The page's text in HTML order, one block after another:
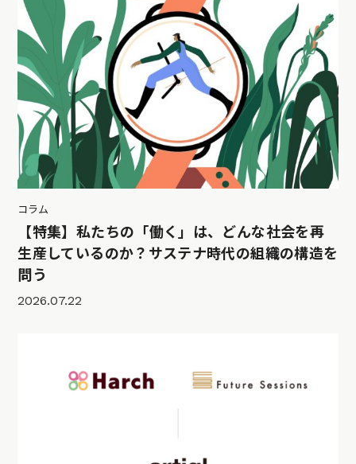
コラム
【特集】私たちの「働く」は、どんな社会を再
生産しているのか？サステナ時代の組織の構造を
問う
2026.07.22